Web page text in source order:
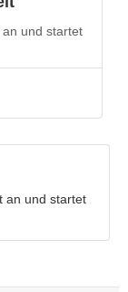
und startet
an und startet